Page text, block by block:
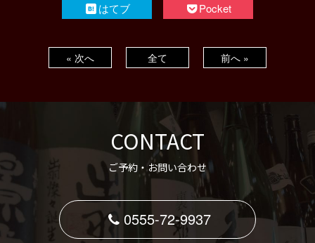
はてブ
Pocket
« 次へ 全て 前へ »
CONTACT
ご予約・お問い合わせ
0555-72-9937